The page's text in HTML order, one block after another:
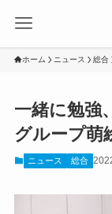
ホーム ニュース 総合
一緒に勉強
グループ萌
ニュース 総合